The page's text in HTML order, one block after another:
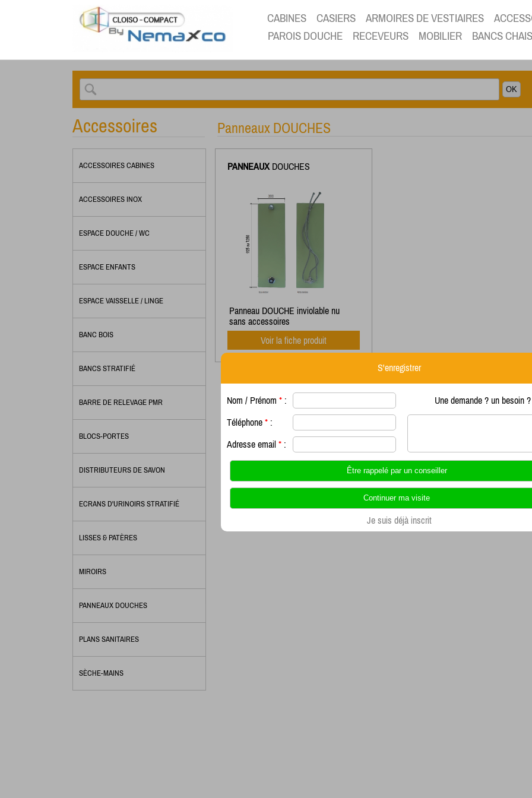
CABINES CASIERS ARMOIRES DE VESTIAIRES
PAROIS DOUCHE
RECEVEURS MOBILIER BANCS
Accessoires
ACCESSOIRES CABINES
ACCESSOIRES INOX
ESPACE DOUCHE / WC
ESPACE ENFANTS
ESPACE VAISSELLE / LINGE
BANC BOIS
BANCS STRATIFIÉ
BARRE DE RELEVAGE PMR
BLOCS-PORTES
DISTRIBUTEURS DE SAVON
ECRANS D'URINOIRS STRATIFIÉ
LISSES & PATÈRES
MIROIRS
PANNEAUX DOUCHES
PLANS SANITAIRES
SÈCHE-MAINS
Panneaux DOUCHES
PANNEAUX DOUCHES
Panneau DOUCHE inviolable nu
sans accessoires
Voir la fiche produit
S'enregistrer
Nom / Prénom * :
Téléphone * :
Adresse email * :
Une demande ? un besoin
Je suis déjà inscrit